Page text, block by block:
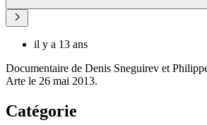
il y a 13 ans
Documentaire de Denis Sneguirev et
Arte le 26 mai 2013.
Catégorie